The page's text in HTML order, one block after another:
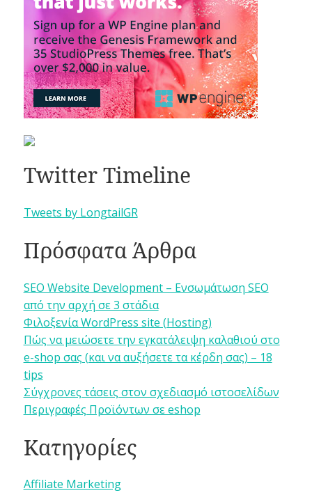
Twitter Timeline
Tweets by LongtailGR
Πρόσφατα Άρθρα
SEO Website Development – Ενσωμάτωση SEO
από την αρχή σε 3 στάδια
Φιλοξενία WordPress site (Hosting)
Πώς να μειώσετε την εγκατάλειψη καλαθιού στο
e-shop σας (και να αυξήσετε τα κέρδη σας) – 18
tips
Σύγχρονες τάσεις στον σχεδιασμό ιστοσελίδων
Περιγραφές Προϊόντων σε eshop
Κατηγορίες
Affiliate Marketing